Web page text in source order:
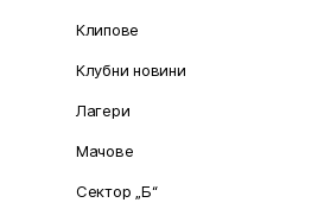
Клипове
Клубни новини
Лагери
Мачове
Сектор „Б“